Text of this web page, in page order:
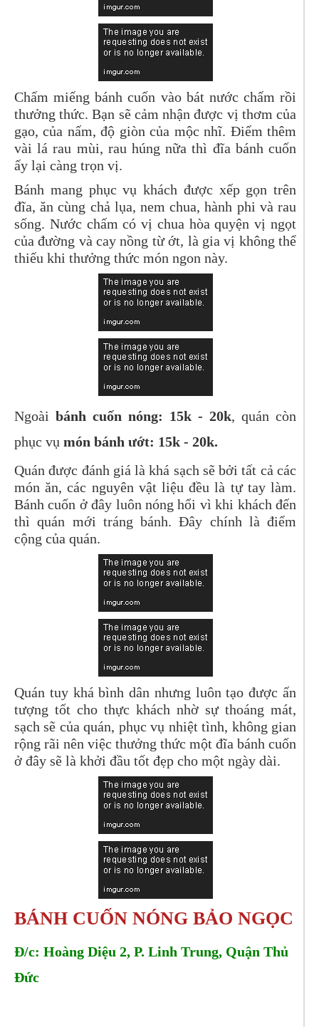
Chấm miếng bánh cuốn vào bát nước chấm rồi
thưởng thức. Bạn sẽ cảm nhận được vị thơm của
gạo, của nấm, độ giòn của mộc nhĩ. Điểm thêm
vài lá rau mùi, rau húng nữa thì đĩa bánh cuốn
ấy lại càng trọn vị.
Bánh mang phục vụ khách được xếp gọn trên
đĩa, ăn cùng chả lụa, nem chua, hành phi và rau
sống. Nước chấm có vị chua hòa quyện vị ngọt
của đường và cay nồng từ ớt, là gia vị không thể
thiếu khi thưởng thức món ngon này.
Ngoài bánh cuốn nóng: 15k - 20k, quán còn
phục vụ món bánh ướt: 15k - 20k.
Quán được đánh giá là khá sạch sẽ bởi tất cả các
món ăn, các nguyên vật liệu đều là tự tay làm.
Bánh cuốn ở đây luôn nóng hổi vì khi khách đến
thì quán mới tráng bánh. Đây chính là điểm
cộng của quán.
Quán tuy khá bình dân nhưng luôn tạo được ấn
tượng tốt cho thực khách nhờ sự thoáng mát,
sạch sẽ của quán, phục vụ nhiệt tình, không gian
rộng rãi nên việc thưởng thức một đĩa bánh cuốn
ở đây sẽ là khởi đầu tốt đẹp cho một ngày dài.
Đ/c: Hoàng Diệu 2, P. Linh Trung, Quận Thủ
Đức